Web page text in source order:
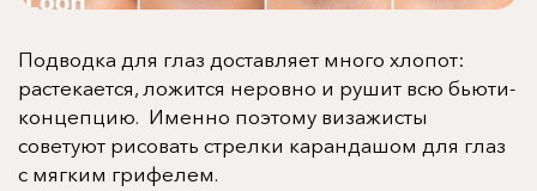
Подводка для глаз доставляет много хлопот:
растекается, ложится неровно и рушит всю бьюти-
концепцию. Именно поэтому визажисты
советуют рисовать стрелки карандашом для глаз
с мягким грифелем.